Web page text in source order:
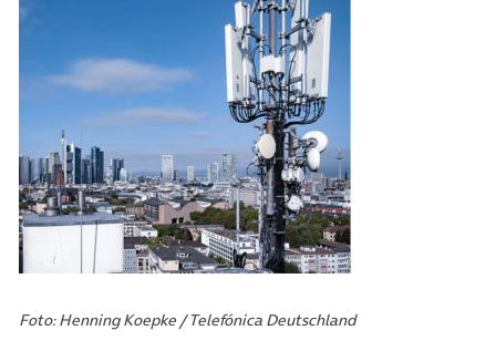
Foto: Henning Koepke / Telefónica Deutschland